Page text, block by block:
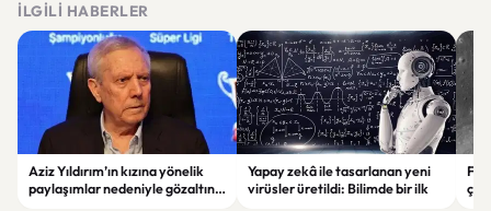
İLGILI HABERLER
Aziz Yıldırım’ın kızına yönelik
paylaşımlar nedeniyle gözaltına
Yapay zekâ ile tasarlanan yeni
virüsler üretildi: Bilimde bir ilk